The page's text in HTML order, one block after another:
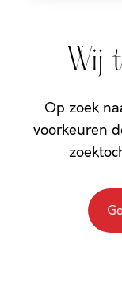
Wij
Op zoek
voorkeuren